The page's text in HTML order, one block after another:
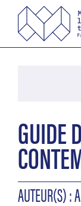
GUIDE
AUTEUR(S) :